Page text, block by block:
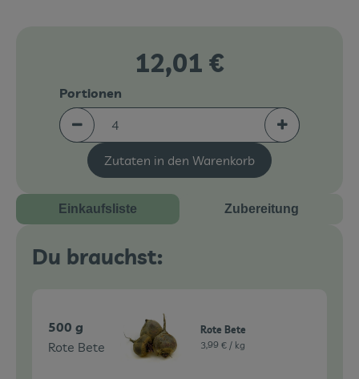
12,01 €
Portionen verringern (aktuell 4 Portionen
Portionen
Portionen
Zutaten in den Warenkorb
Einkaufsliste Zubereitung
Du brauchst:
500 g
Rote Bete
Rote Bete
3,99 € / kg